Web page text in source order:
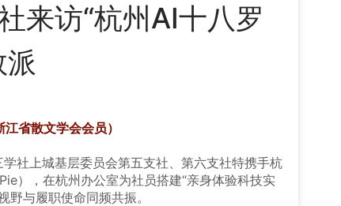
来访“杭州AI十八罗
派
省散文学会会员）
社上城基层委员会第五支社、第六支社特携手杭
），在杭州办公室为社员搭建“亲身体验科技实
与履职使命同频共振。